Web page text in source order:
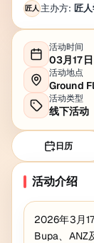
匠人 主办方: 匠
活动时间
03月17
活动地点
Ground
活动类型
线下活动
日历
活动介绍
2026年3月
Bupa、ANZ